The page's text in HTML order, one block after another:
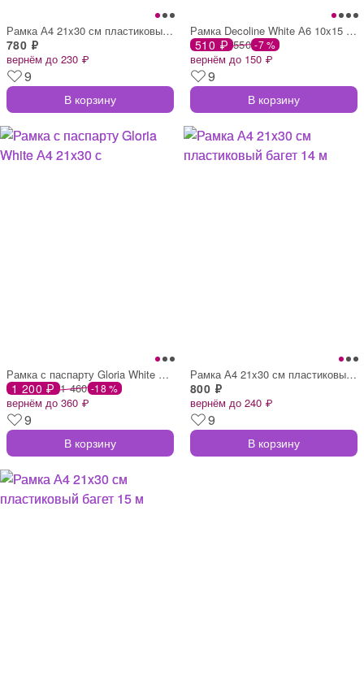
Рамка А4 21x30 см пластиковый багет 14 м
780 ₽
вернём до 230 ₽
9
В корзину
Рамка Decoline White А6 10x15 см пластик
510 ₽ 550 -7 %
вернём до 150 ₽
9
В корзину
Рамка с паспарту Gloria White А4 21x30 с
1 200 ₽ 1 460 -18 %
вернём до 360 ₽
9
В корзину
Рамка А4 21x30 см пластиковый багет 14 м
800 ₽
вернём до 240 ₽
9
В корзину